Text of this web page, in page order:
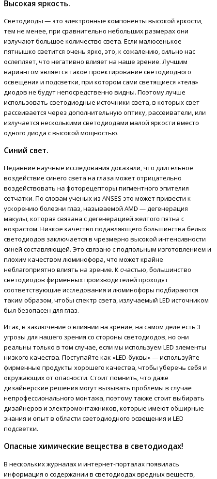
Высокая яркость.
Светодиоды — это электронные компоненты высокой яркости,
тем не менее, при сравнительно небольших размерах они
излучают большое количество света. Если малюсенькое
пятнышко светится очень ярко, это, к сожалению, сильно нас
ослепляет, что негативно влияет на наше зрение. Лучшим
вариантом является такое проектирование светодиодного
освещения и подсветки, при котором сами светящиеся «тела»
диодов не будут непосредственно видны. Поэтому лучше
использовать светодиодные источники света, в которых свет
рассеивается через дополнительную оптику, рассеиватели, или
излучается несколькими светодиодами малой яркости вместо
одного диода с высокой мощностью.
Синий свет.
Недавние научные исследования доказали, что длительное
воздействие синего света на глаза может отрицательно
воздействовать на фоторецепторы пигментного эпителия
сетчатки. По словам ученых из ANSES это может привести к
ускорению болезни глаз, называемой AMD — дегенерация
макулы, которая связана с дегенерацией желтого пятна с
возрастом. Низкое качество подавляющего большинства белых
светодиодов заключается в чрезмерно высокой интенсивности
синей составляющей. Это связано с подпольным изготовлением и
плохим качеством люминофора, что может крайне
неблагоприятно влиять на зрение. К счастью, большинство
светодиодов фирменных производителей проходят
соответствующие исследования и люминофоры подбираются
таким образом, чтобы спектр света, излучаемый LED источником
был безопасен для глаз.
Итак, в заключение о влиянии на зрение, на самом деле есть 3
угрозы для нашего зрения со стороны светодиодов, но они
реальны только в том случае, если мы используем LED элементы
низкого качества. Поступайте как «LED-буквы» — используйте
фирменные продукты хорошего качества, чтобы уберечь себя и
окружающих от опасности. Стоит помнить, что даже
дизайнерские решения могут вызывать проблемы в случае
непрофессионального монтажа, поэтому также стоит выбирать
дизайнеров и электромонтажников, которые имеют обширные
знания и опыт в области светодиодного освещения и LED
подсветки.
Опасные химические вещества в светодиодах!
В нескольких журналах и интернет-порталах появилась
информация о содержании в светодиодах вредных веществ,